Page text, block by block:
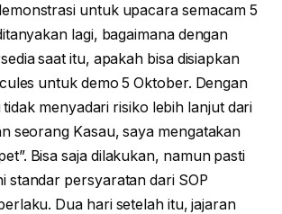
untuk upacara semacam 5
lagi, bagaimana dengan
saat itu, apakah bisa disiapkan
untuk demo 5 Oktober. Dengan
tidak menyadari risiko lebih lanjut dari
seorang Kasau, saya mengatakan
Bisa saja dilakukan, namun pasti
standar persyaratan dari SOP
Dua hari setelah itu, jajaran